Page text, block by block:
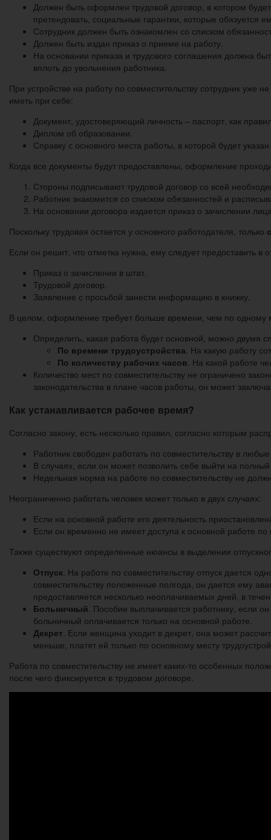
Должен быть оформлен трудовой договор, в котором
претендовать, социальные гарантии, которые обязуется
Сотрудник должен быть ознакомлен со списком
Должен быть издан приказ о приеме на работу.
На основании приказа и трудового соглашения должна
вплоть до увольнения работника.
При устройстве на работу по совместительству сотрудник
иметь при себе:
Документ, удостоверяющий личность – паспорт, как
Диплом об образовании.
Справку с основного места работы, в которой будет
Когда все документы будут предоставлены, оформление
Стороны подписывают трудовой договор со всей
Работник знакомится со списком обязанностей и
На основании договора издается приказ о зачислении
Поскольку трудовая остается у основного работодателя, только
Если он решит, что отметка нужна, ему следует предоставить в
Приказ о зачислении в штат.
Трудовой договор.
Заявление с просьбой занести информацию в книжку.
В целом, оформление требует больше времени, чем по одному
Определить, какая работа будет основной, можно двумя
По времени трудоустройства. На какую работу
По количеству рабочих часов. На какой работе
Количество мест по совместительству не ограничено
законодательства в плане часов работы, он может
Как устанавливается рабочее время?
Согласно закону, есть несколько правил, согласно которым
Работник свободен работать по совместительству в
В случаях, если он может позволить себе выйти на
Недельная норма на работе по совместительству не
Неограниченно работать человек может только в двух случаях:
Если на основной работе его деятельность
Если он временно не имеет доступа к основной работе
Также существуют определенные нюансы в выделении
Отпуск . На работе по совместительству отпуск дается
совместительству положенные полгода, он дается ему
предоставляется несколько неоплачиваемых дней, в
Больничный . Пособие выплачивается работнику, если
больничный оплачивается только на основной работе.
Декрет . Если женщина уходит в декрет, она может
меньше, платят ей только по основному месту
Работа по совместительству не имеет каких-то особенных
после чего фиксируется в трудовом договоре.